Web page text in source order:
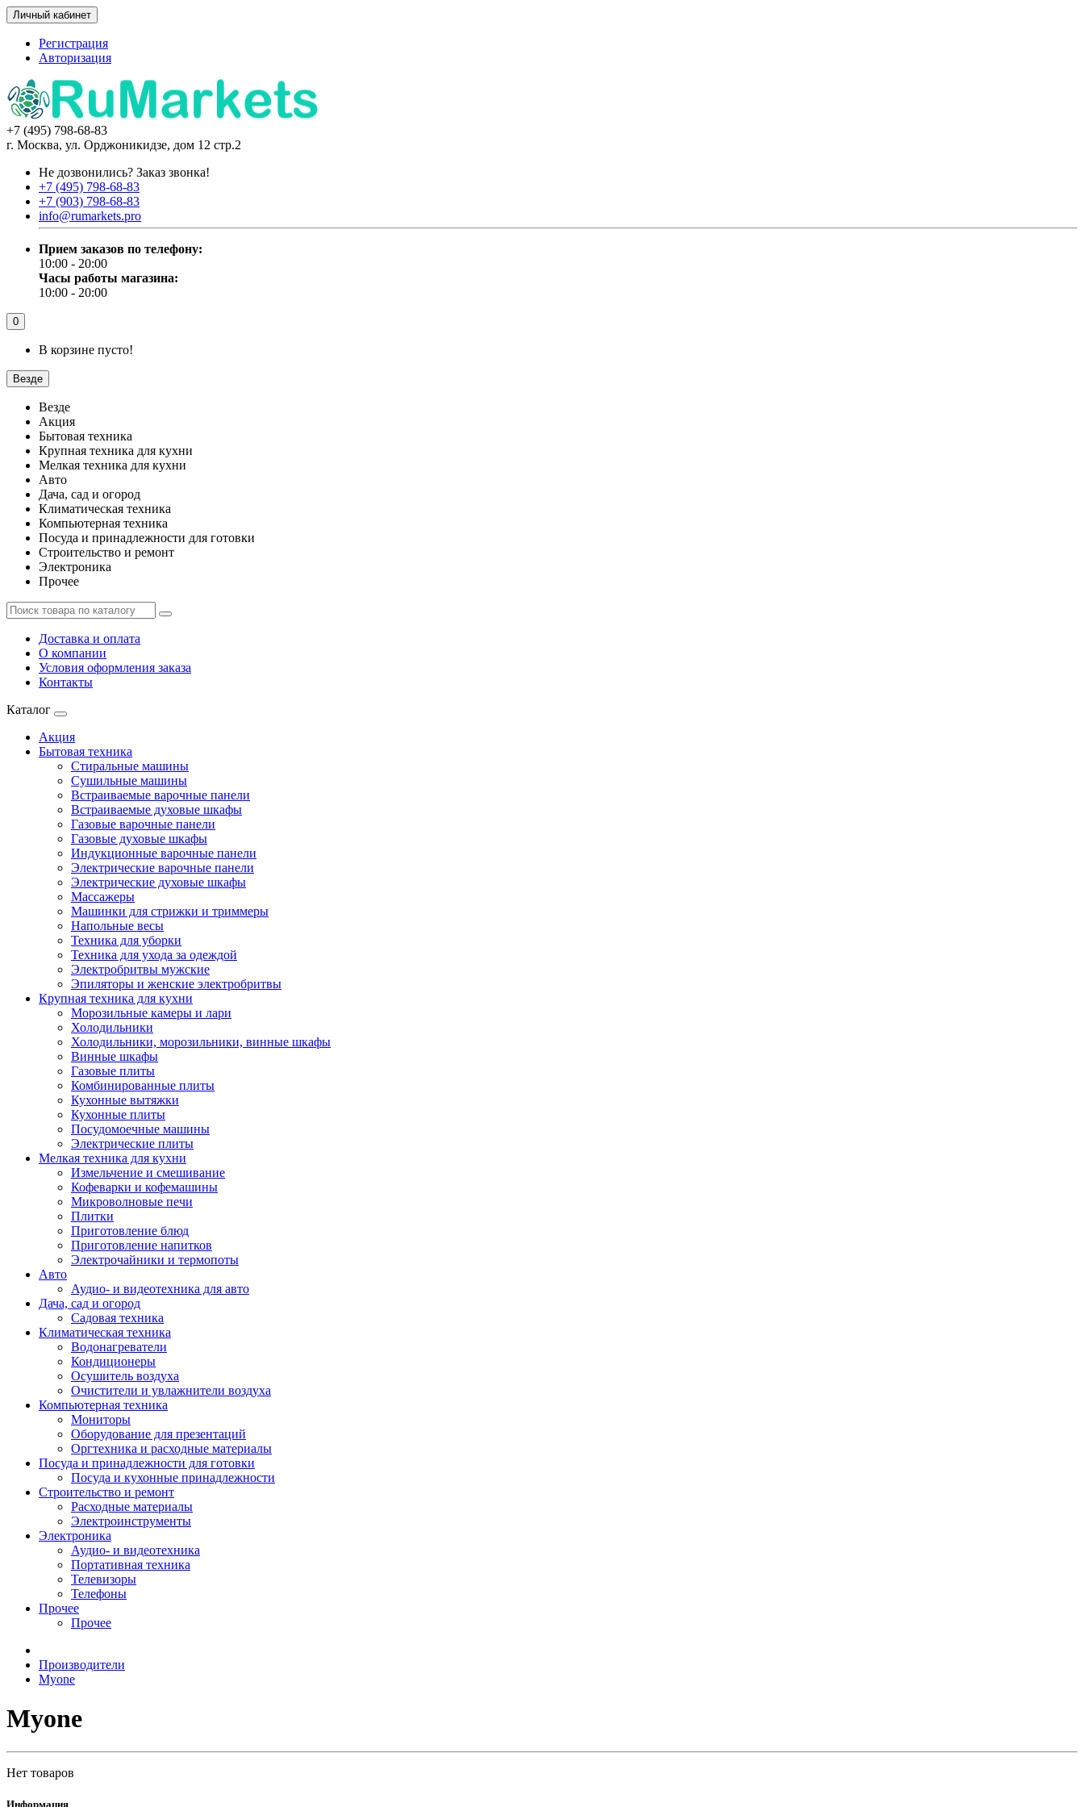
Личный кабинет
Регистрация
Авторизация
+7 (495) 798-68-83
г. Москва, ул. Орджоникидзе, дом 12 стр.2
Не дозвонились? Заказ звонка!
+7 (495) 798-68-83
+7 (903) 798-68-83
info@rumarkets.pro
Прием заказов по телефону:
10:00 - 20:00
Часы работы магазина:
10:00 - 20:00
0
В корзине пусто!
Везде
Везде
Акция
Бытовая техника
Крупная техника для кухни
Мелкая техника для кухни
Авто
Дача, сад и огород
Климатическая техника
Компьютерная техника
Посуда и принадлежности для готовки
Строительство и ремонт
Электроника
Прочее
Доставка и оплата
О компании
Условия оформления заказа
Контакты
Каталог
Акция
Бытовая техника
Стиральные машины
Сушильные машины
Встраиваемые варочные панели
Встраиваемые духовые шкафы
Газовые варочные панели
Газовые духовые шкафы
Индукционные варочные панели
Электрические варочные панели
Электрические духовые шкафы
Массажеры
Машинки для стрижки и триммеры
Напольные весы
Техника для уборки
Техника для ухода за одеждой
Электробритвы мужские
Эпиляторы и женские электробритвы
Крупная техника для кухни
Морозильные камеры и лари
Холодильники
Холодильники, морозильники, винные шкафы
Винные шкафы
Газовые плиты
Комбинированные плиты
Кухонные вытяжки
Кухонные плиты
Посудомоечные машины
Электрические плиты
Мелкая техника для кухни
Измельчение и смешивание
Кофеварки и кофемашины
Микроволновые печи
Плитки
Приготовление блюд
Приготовление напитков
Электрочайники и термопоты
Авто
Аудио- и видеотехника для авто
Дача, сад и огород
Садовая техника
Климатическая техника
Водонагреватели
Кондиционеры
Осушитель воздуха
Очистители и увлажнители воздуха
Компьютерная техника
Мониторы
Оборудование для презентаций
Оргтехника и расходные материалы
Посуда и принадлежности для готовки
Посуда и кухонные принадлежности
Строительство и ремонт
Расходные материалы
Электроинструменты
Электроника
Аудио- и видеотехника
Портативная техника
Телевизоры
Телефоны
Прочее
Прочее
Производители
Myone
Myone
Нет товаров
Информация